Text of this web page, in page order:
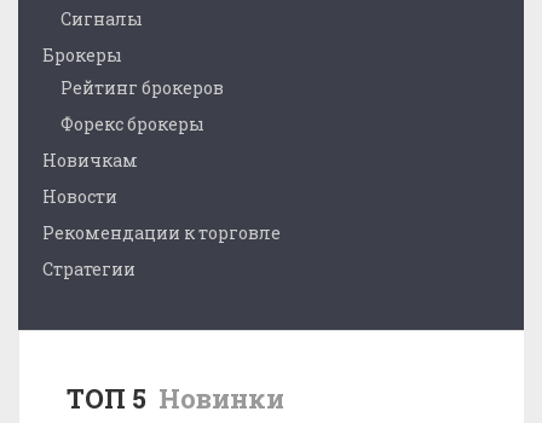
Сигналы
Брокеры
Рейтинг брокеров
Форекс брокеры
Новичкам
Новости
Рекомендации к торговле
Стратегии
ТОП 5 Новинки